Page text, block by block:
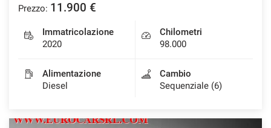
Prezzo: 11.900 €
Immatricolazione
2020
Chilometri
98.000
Alimentazione
Diesel
Cambio
Sequenziale (6)